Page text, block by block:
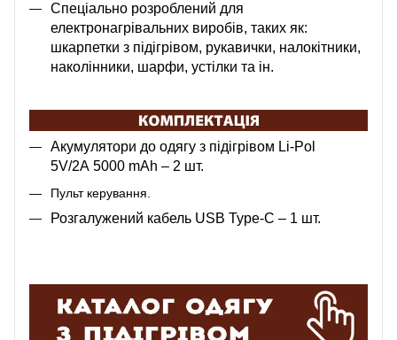
Спеціально розроблений для
електронагрівальних виробів, таких як:
шкарпетки з підігрівом, рукавички, налокітники,
наколінники, шарфи, устілки та ін.
Акумулятори до одягу з підігрівом Li-Pol
5V/2A 5000 mAh – 2 шт.
Пульт керування.
Розгалужений кабель USB Type-C – 1 шт.